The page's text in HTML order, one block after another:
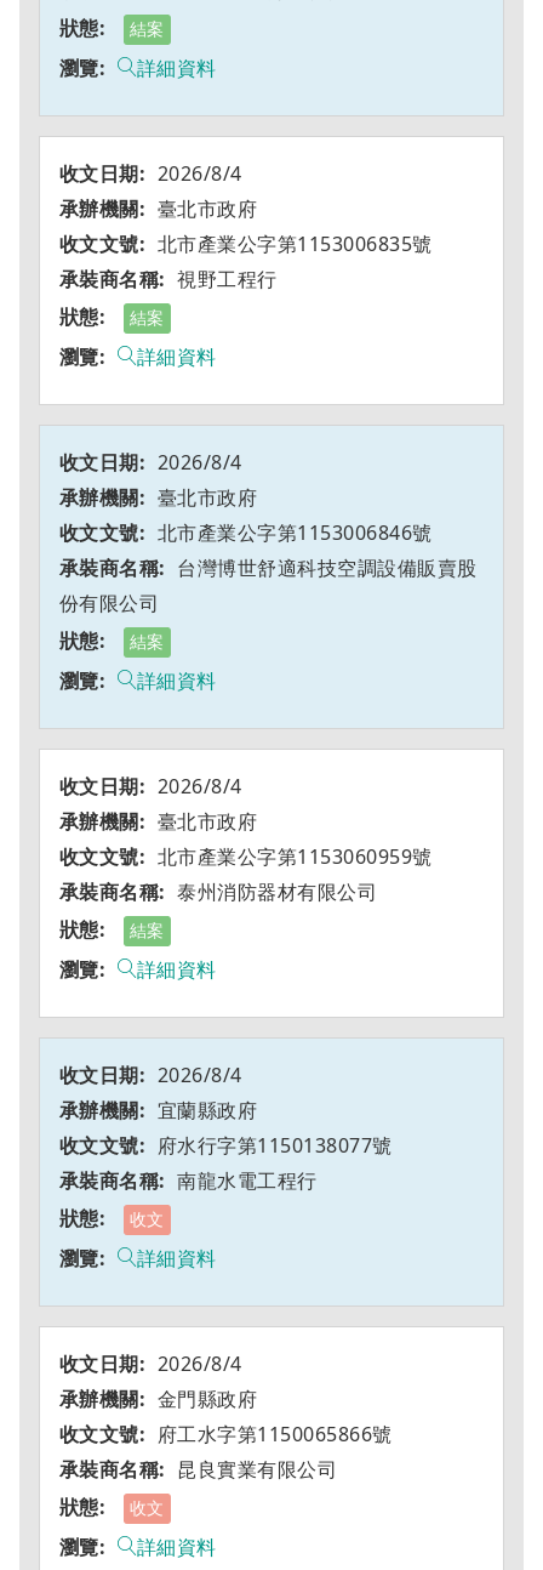
結案
詳細資料
2026/8/4
臺北市政府
北市產業公字第1153006835號
視野工程行
結案
詳細資料
2026/8/4
臺北市政府
北市產業公字第1153006846號
台灣博世舒適科技空調設備販賣股
份有限公司
結案
詳細資料
2026/8/4
臺北市政府
北市產業公字第1153060959號
泰州消防器材有限公司
結案
詳細資料
2026/8/4
宜蘭縣政府
府水行字第1150138077號
南龍水電工程行
收文
詳細資料
2026/8/4
金門縣政府
府工水字第1150065866號
昆良實業有限公司
收文
詳細資料